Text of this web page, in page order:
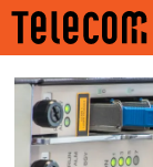
Emne:
nord-